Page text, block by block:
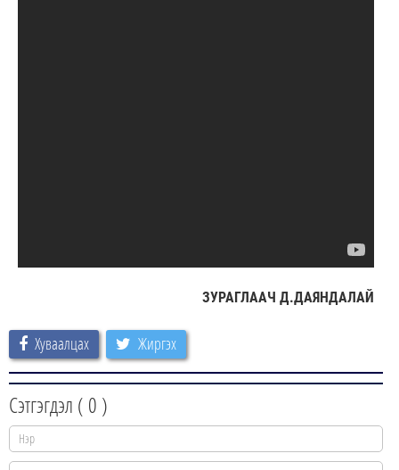
ЗУРАГЛААЧ Д.ДАЯНДАЛАЙ
Хуваалцах Жиргэх
Сэтгэгдэл ( 0 )